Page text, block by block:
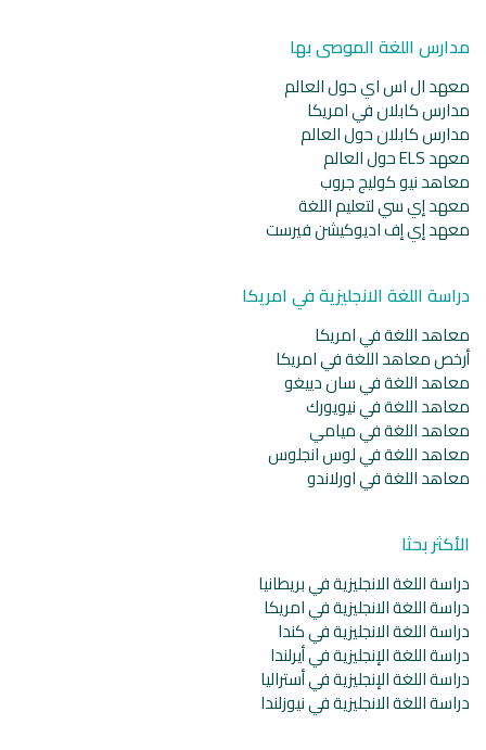
مدارس اللغة الموصى بها
معهد ال اس اي حول العالم
مدارس كابلان في امريكا
مدارس كابلان حول العالم
معهد ELS حول العالم
معاهد نيو كوليج جروب
معهد إي سي لتعليم اللغة
معهد إي إف اديوكيشن فيرست
دراسة اللغة الانجليزية في امريكا
معاهد اللغة في امريكا
أرخص معاهد اللغة في امريكا
معاهد اللغة في سان دييغو
معاهد اللغة في نيويورك
معاهد اللغة في ميامي
معاهد اللغة في لوس انجلوس
معاهد اللغة في اورلاندو
الأكثر بحثا
دراسة اللغة الانجليزية في بريطانيا
دراسة اللغة الانجليزية في امريكا
دراسة اللغة الانجليزية في كندا
دراسة اللغة الإنجليزية في أيرلندا
دراسة اللغة الإنجليزية في أستراليا
دراسة اللغة الانجليزية في نيوزلندا